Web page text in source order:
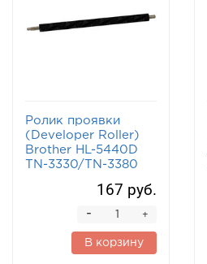
Ролик проявки
(Developer Roller)
Brother HL-5440D
TN-3330/TN-3380
167 руб.
+
-
В корзину